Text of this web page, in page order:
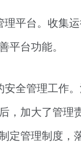
平台。收集
平台功能。
全管理工作
，加大了管理
定管理制度，